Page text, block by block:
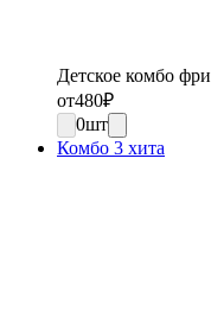
Детское комбо фри
от480₽
0шт
Комбо 3 хита